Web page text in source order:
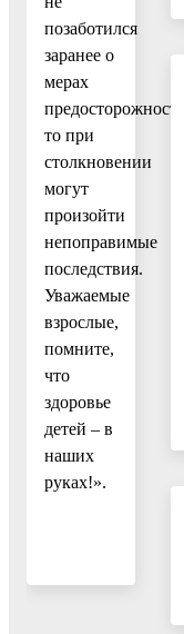
позаботился
заранее о
мерах
предосторожности,
то при
столкновении
могут
произойти
непоправимые
последствия.
Уважаемые
взрослые,
помните,
что
здоровье
детей – в
наших
руках!».